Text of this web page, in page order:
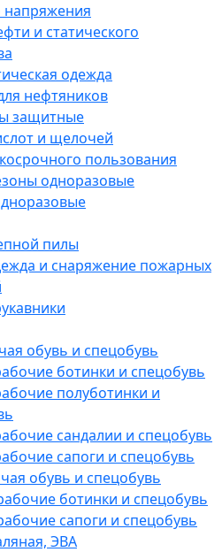
напряжения
и статического
одежда
нефтяников
защитные
и щелочей
пользования
одноразовые
пилы
и снаряжение пожарных
обувь и спецобувь
ботинки и спецобувь
полуботинки и
сандалии и спецобувь
сапоги и спецобувь
обувь и спецобувь
ботинки и спецобувь
сапоги и спецобувь
ЭВА